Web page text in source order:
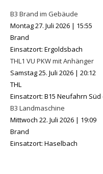
B3 Brand im Gebäude
Montag 27. Juli 2026 | 15:55
Brand
Einsatzort: Ergoldsbach
THL1 VU PKW mit Anhänger
Samstag 25. Juli 2026 | 20:12
THL
Einsatzort: B15 Neufahrn Süd
B3 Landmaschine
Mittwoch 22. Juli 2026 | 19:09
Brand
Einsatzort: Haselbach